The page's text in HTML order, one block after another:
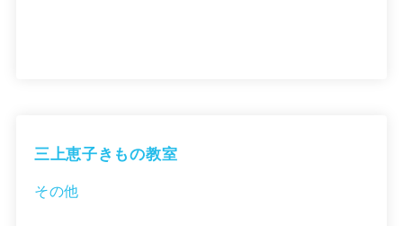
三上恵子きもの教室
その他